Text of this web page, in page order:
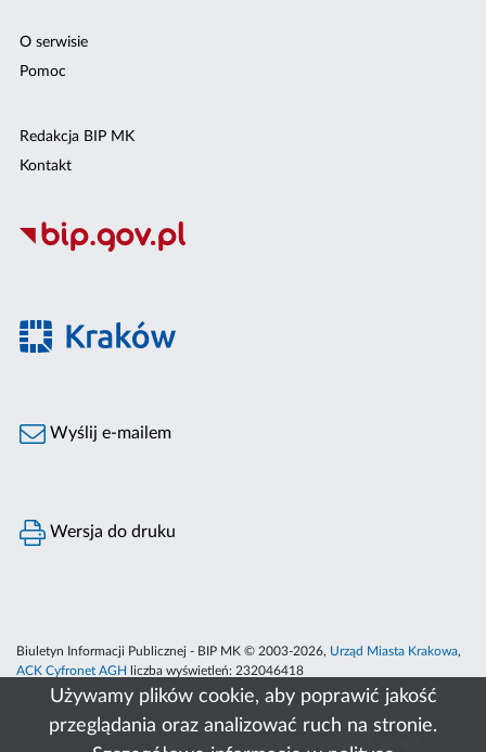
Używamy plików cookie, aby poprawić jakość
przeglądania oraz analizować ruch na stronie.
O serwisie
Pomoc
Redakcja BIP MK
Kontakt
Wyślij e-mailem
Wersja do druku
Biuletyn Informacji Publicznej - BIP MK © 2003-2026, Urząd Miasta Krakowa,
ACK Cyfronet AGH
liczba wyświetleń: 232046418